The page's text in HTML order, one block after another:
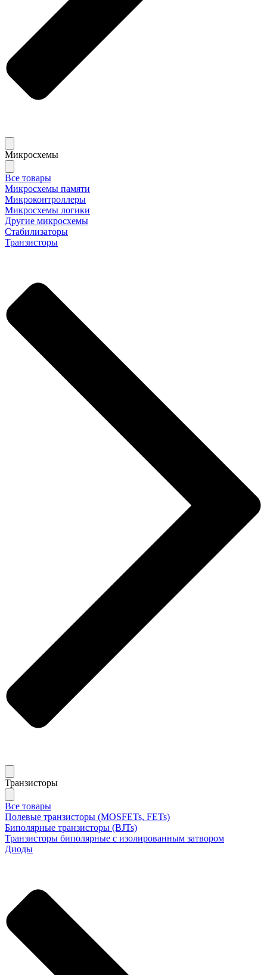
Микросхемы
Все товары
Микросхемы памяти
Микроконтроллеры
Микросхемы логики
Другие микросхемы
Стабилизаторы
Транзисторы
Транзисторы
Все товары
Полевые транзисторы (MOSFETs, FETs)
Биполярные транзисторы (BJTs)
Транзисторы биполярные с изолированным затвором
Диоды